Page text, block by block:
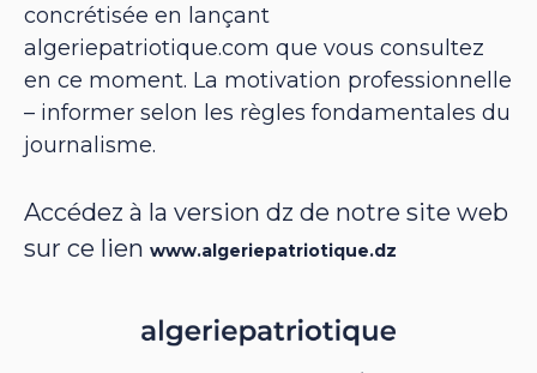
concrétisée en lançant
algeriepatriotique.com que vous consultez
en ce moment. La motivation professionnelle
– informer selon les règles fondamentales du
journalisme.
Accédez à la version dz de notre site web
sur ce lien www.algeriepatriotique.dz